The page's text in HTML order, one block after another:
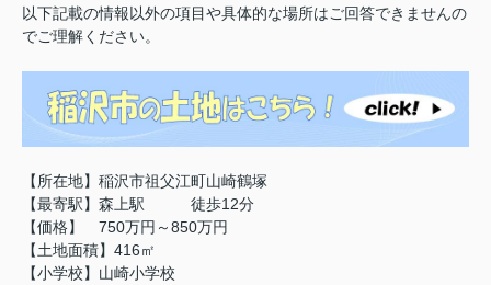
以下記載の情報以外の項目や具体的な場所はご回答できませんの
でご理解ください。
【所在地】稲沢市祖父江町山崎鶴塚
【最寄駅】森上駅 徒歩12分
【価格】 750万円～850万円
【土地面積】416㎡
【小学校】山崎小学校